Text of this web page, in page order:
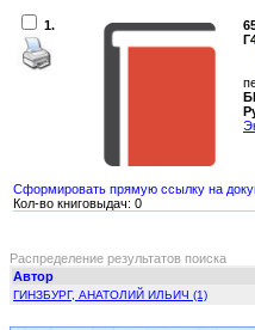
1.
Сформировать прямую ссылку на
Кол-во книговыдач: 0
Распределение результатов поиска
Автор
ГИНЗБУРГ, АНАТОЛИЙ ИЛЬИЧ (1)